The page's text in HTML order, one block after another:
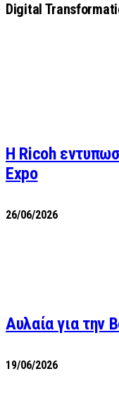
Digital
Η Ricoh
Expo
26/06/2026
Αυλαία για την
19/06/2026